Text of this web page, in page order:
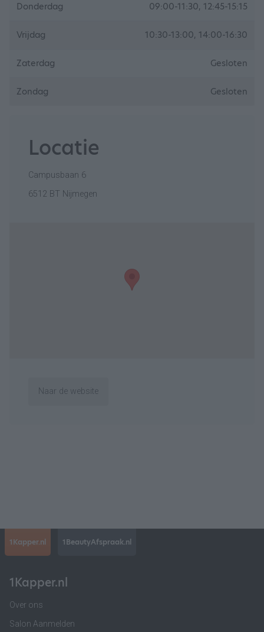
Donderdag 09:00-11:30, 12:45-15:15
Vrijdag 10:30-13:00, 14:00-16:30
Zaterdag Gesloten
Zondag Gesloten
Locatie
Campusbaan 6
6512 BT Nijmegen
Naar de website
1Kapper.nl 1BeautyAfspraak.nl
1Kapper.nl
Over ons
Salon Aanmelden